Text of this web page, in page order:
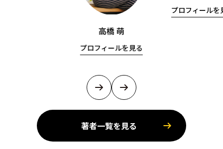
高橋 萌
プロフィールを見る
プロフィールを
著者一覧を見る